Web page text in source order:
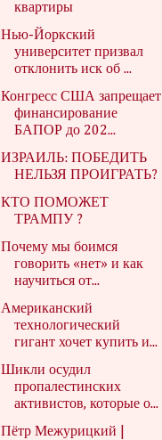
квартиры
Нью-Йоркский
университет призвал
отклонить иск об ...
Конгресс США запрещает
финансирование
БАПОР до 202...
ИЗРАИЛЬ: ПОБЕДИТЬ
НЕЛЬЗЯ ПРОИГРАТЬ?
КТО ПОМОЖЕТ
ТРАМПУ ?
Почему мы боимся
говорить «нет» и как
научиться от...
Американский
технологический
гигант хочет купить и...
Шикли осудил
пропалестинских
активистов, которые о...
Пётр Межурицкий |